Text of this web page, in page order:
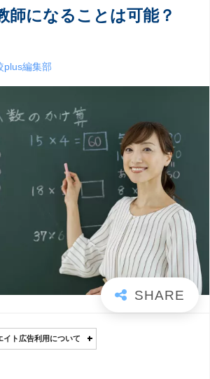
師になることは可能？
plus編集部
イト広告利用について